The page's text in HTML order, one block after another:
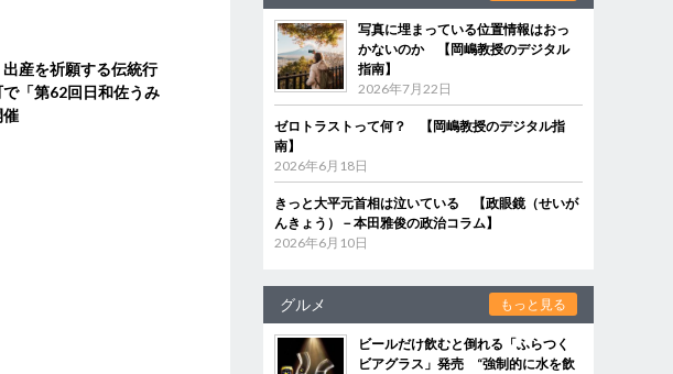
産を祈願する伝統行
「第62回日和佐うみ
催
写真に埋まっている位置情報はおっ
かないのか 【岡嶋教授のデジタル
指南】
2026年7月22日
ゼロトラストって何？ 【岡嶋教授のデジタル指
南】
2026年6月18日
きっと大平元首相は泣いている 【政眼鏡（せいが
んきょう）－本田雅俊の政治コラム】
2026年6月10日
グルメ もっと見る
ビールだけ飲むと倒れる「ふらつく
ビアグラス」発売 “強制的に水を飲